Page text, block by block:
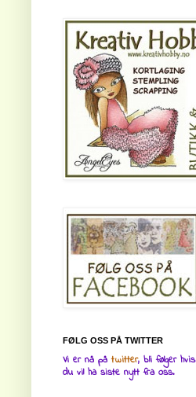
FØLG OSS PÅ TWITTER
Vi er nå påtwitter, bli følger hvis
du vil ha siste nytt fra oss.